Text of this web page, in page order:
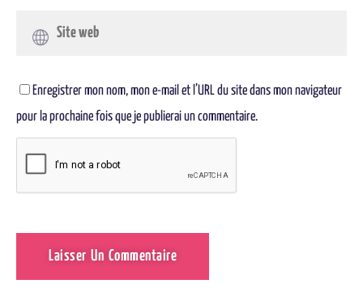
Enregistrer mon nom, mon e-mail et l’URL du site dans mon navigateur
pour la prochaine fois que je publierai un commentaire.